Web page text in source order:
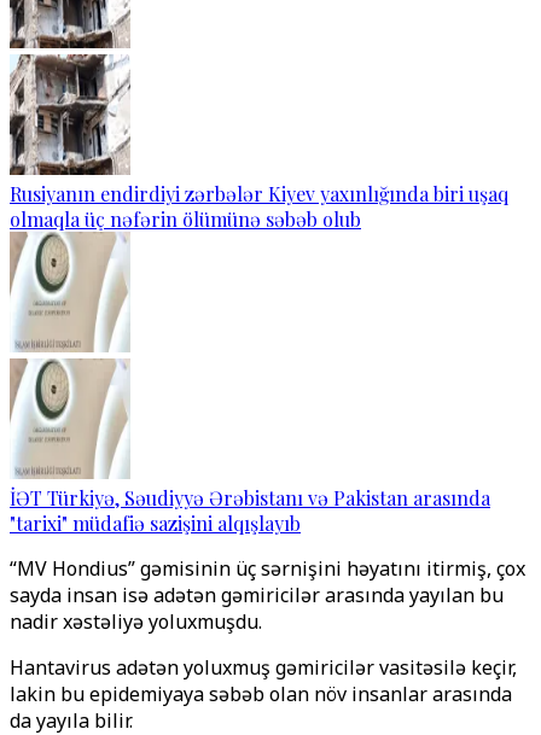
Rusiyanın endirdiyi zərbələr Kiyev yaxınlığında biri uşaq
olmaqla üç nəfərin ölümünə səbəb olub
İƏT Türkiyə, Səudiyyə Ərəbistanı və Pakistan arasında
"tarixi" müdafiə sazişini alqışlayıb
“MV Hondius” gəmisinin üç sərnişini həyatını itirmiş, çox
sayda insan isə adətən gəmiricilər arasında yayılan bu
nadir xəstəliyə yoluxmuşdu.
Hantavirus adətən yoluxmuş gəmiricilər vasitəsilə keçir,
lakin bu epidemiyaya səbəb olan növ insanlar arasında
da yayıla bilir.